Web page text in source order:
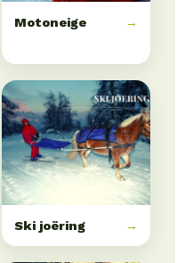
Motoneige →
Ski joëring →